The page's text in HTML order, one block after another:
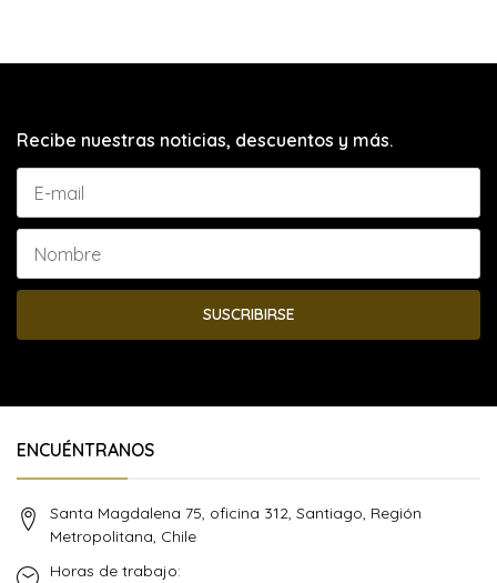
Recibe nuestras noticias, descuentos y más.
SUSCRIBIRSE
ENCUÉNTRANOS
Santa Magdalena 75, oficina 312, Santiago, Región
Metropolitana, Chile
Horas de trabajo: